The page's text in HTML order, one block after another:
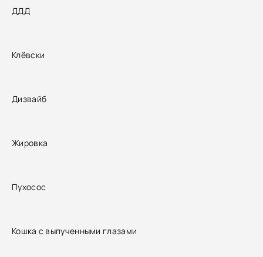
ДДД
Клёвски
Дизвайб
Жировка
Пухосос
Кошка с выпученными глазами